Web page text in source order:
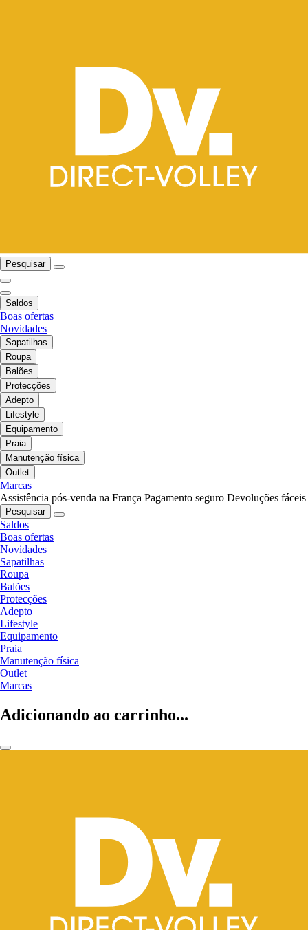
Pesquisar
Saldos
Boas ofertas
Novidades
Sapatilhas
Roupa
Balões
Protecções
Adepto
Lifestyle
Equipamento
Praia
Manutenção física
Outlet
Marcas
Assistência pós-venda na França Pagamento seguro Devoluções fáceis
Pesquisar
Saldos
Boas ofertas
Novidades
Sapatilhas
Roupa
Balões
Protecções
Adepto
Lifestyle
Equipamento
Praia
Manutenção física
Outlet
Marcas
Adicionando ao carrinho...